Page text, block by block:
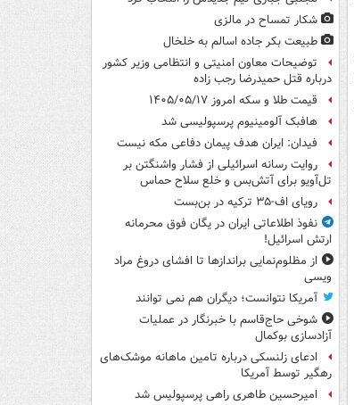
شکار تمساح در مالزی
طبیعت بکر جاده اسالم به خلخال
توضیحات معاون امنیتی و انتظامی وزیر کشور
درباره قتل حمیدرضا رجب زاده
قیمت طلا و سکه امروز ۱۴۰۵/۰۵/۱۷
هافبک آلومینیوم پرسپولیسی شد
فیدان: ایران هدف پیمان دفاعی مکه نیست
روایت رسانه اسرائیلی از فشار واشنگتن بر
تل‌آویو برای آتش‌بس و خلع سلاح حماس
رویای اف-۳۵ ترکیه در بن‌بست
نفوذ اطلاعاتی ایران در یگان فوق محرمانه
ارتش اسرائیل!
از مظلوم‌نمایی براندازها تا افشای دروغ مراد
ویسی
آمریکا نتوانست؛ دیگران هم نمی توانند
شوخی حاج‌قاسم با خبرنگار در عملیات
آزادسازی بوکمال
ادعای زلنسکی درباره تامین ماهانه موشک‌های
رهگیر توسط آمریکا
امیرحسین طاهری راهی پرسپولیس شد